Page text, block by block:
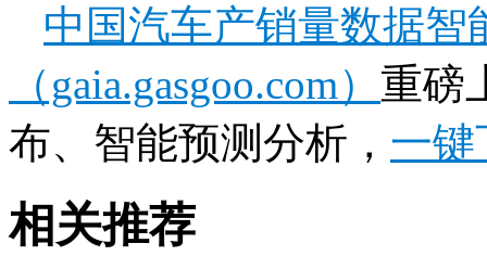
中国汽车产销量数据
（gaia.gasgoo.com） 重磅
布、智能预测分析， 一键
相关推荐